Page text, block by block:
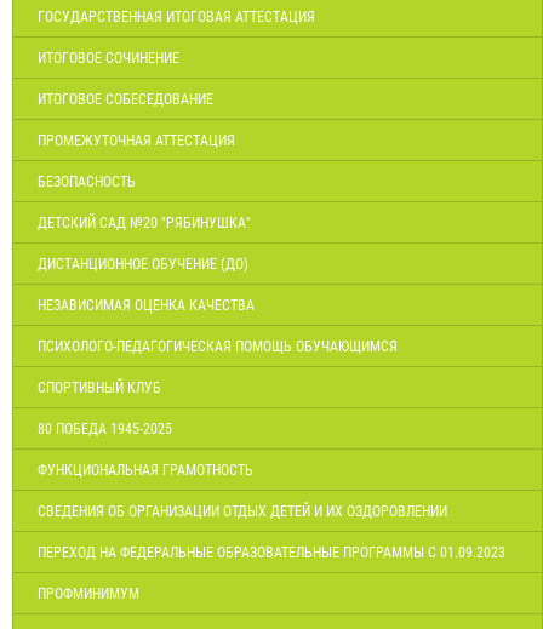
ГОСУДАРСТВЕННАЯ ИТОГОВАЯ АТТЕСТАЦИЯ
ИТОГОВОЕ СОЧИНЕНИЕ
ИТОГОВОЕ СОБЕСЕДОВАНИЕ
ПРОМЕЖУТОЧНАЯ АТТЕСТАЦИЯ
БЕЗОПАСНОСТЬ
ДЕТСКИЙ САД №20 "РЯБИНУШКА"
ДИСТАНЦИОННОЕ ОБУЧЕНИЕ (ДО)
НЕЗАВИСИМАЯ ОЦЕНКА КАЧЕСТВА
ПСИХОЛОГО-ПЕДАГОГИЧЕСКАЯ ПОМОЩЬ ОБУЧАЮЩИМСЯ
СПОРТИВНЫЙ КЛУБ
80 ПОБЕДА 1945-2025
ФУНКЦИОНАЛЬНАЯ ГРАМОТНОСТЬ
СВЕДЕНИЯ ОБ ОРГАНИЗАЦИИ ОТДЫХ ДЕТЕЙ И ИХ ОЗДОРОВЛЕНИИ
ПЕРЕХОД НА ФЕДЕРАЛЬНЫЕ ОБРАЗОВАТЕЛЬНЫЕ ПРОГРАММЫ С 01.09.2023
ПРОФМИНИМУМ